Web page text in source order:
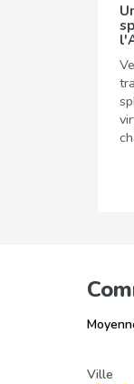
Ville